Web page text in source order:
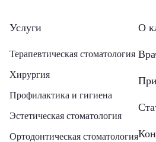
Услуги
Терапевтическая стоматология
Хирургия
Профилактика и гигиена
Эстетическая стоматология
Ортодонтическая стоматология
О